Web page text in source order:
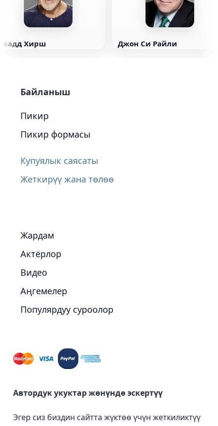
Хирш Джон Си Райли
Байланыш
Пикир
Пикир формасы
Купуялык саясаты
Жеткирүү жана төлөө
Жардам
Актёрлор
Видео
Аңгемелер
Популярдуу суроолор
Автордук укуктар жөнүндө эскертүү
Эгер сиз биздин сайтта жүктөө үчүн жеткиликтүү